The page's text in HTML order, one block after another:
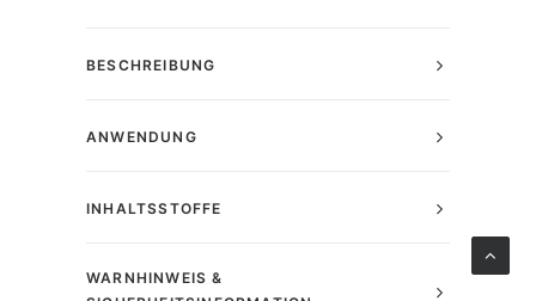
BESCHREIBUNG
ANWENDUNG
INHALTSSTOFFE
WARNHINWEIS &